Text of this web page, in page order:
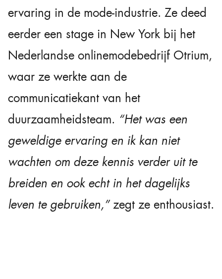
ervaring in de mode-industrie. Ze deed
eerder een stage in New York bij het
Nederlandse onlinemodebedrijf Otrium,
waar ze werkte aan de
communicatiekant van het
duurzaamheidsteam. “Het was een
geweldige ervaring en ik kan niet
wachten om deze kennis verder uit te
breiden en ook echt in het dagelijks
leven te gebruiken,”zegt ze enthousiast.